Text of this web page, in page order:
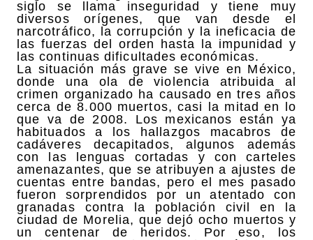
siglo se llama inseguridad y tiene muy
diversos orígenes, que van desde el
narcotráfico, la corrupción y la ineficacia de
las fuerzas del orden hasta la impunidad y
las continuas dificultades económicas.
La situación más grave se vive en México,
donde una ola de violencia atribuida al
crimen organizado ha causado en tres años
cerca de 8.000 muertos, casi la mitad en lo
que va de 2008. Los mexicanos están ya
habituados a los hallazgos macabros de
cadáveres decapitados, algunos además
con las lenguas cortadas y con carteles
amenazantes, que se atribuyen a ajustes de
cuentas entre bandas, pero el mes pasado
fueron sorprendidos por un atentado con
granadas contra la población civil en la
ciudad de Morelia, que dejó ocho muertos y
un centenar de heridos. Por eso, los